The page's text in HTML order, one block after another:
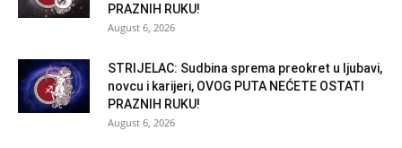
PRAZNIH RUKU!
August 6, 2026
STRIJELAC: Sudbina sprema preokret u ljubavi,
novcu i karijeri, OVOG PUTA NEĆETE OSTATI
PRAZNIH RUKU!
August 6, 2026